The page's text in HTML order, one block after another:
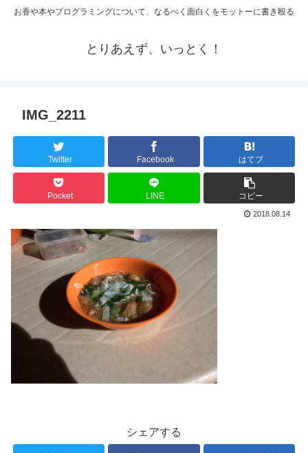
お香や本やプログラミングについて、なるべく面白くをモットーに書き殴る
とりあえず、いっとく！
IMG_2211
Twitter Facebook はてブ
Pocket LINE コピー
2018.08.14
シェアする